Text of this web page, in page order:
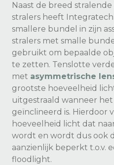
Naast de breed
stralers heeft
smallere bundel in zijn
stralers met smalle
gebruikt om bepaalde
te zetten. Tenslotte
met asymmetrische
grootste hoeveelheid
uitgestraald wanneer
geïnclineerd is. Hierdoor
hoeveelheid licht dat
wordt en wordt dus ook
aanzienlijk beperkt t.o.v.
floodlight.